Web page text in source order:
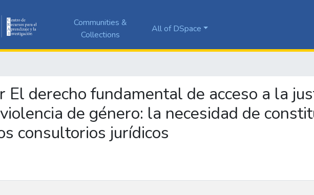
Communities &
Collections
All of DSpace
El derecho fundamental de acceso a la
de género: la necesidad de
consultorios jurídicos